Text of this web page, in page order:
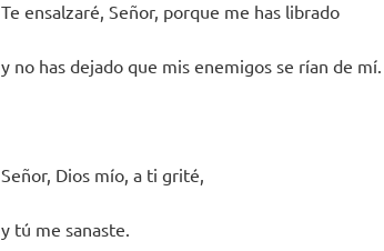
Te ensalzaré, Señor, porque me has librado
y no has dejado que mis enemigos se rían de mí.
Señor, Dios mío, a ti grité,
y tú me sanaste.